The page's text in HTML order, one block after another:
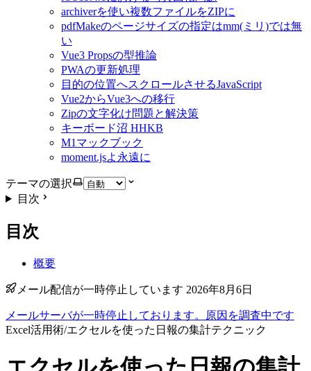
archiverを使い複数ファイルをZIPに
pdfMakeのページサイズの指定はmm(ミリ)では無
い
Vue3 Propsの型推論
PWAの更新処理
目的の位置へスクロールさせるJavaScript
Vue2からVue3への移行
Zipの文字化け問題と解決策
キーボード沼 HHKB
M1マックブック
moment.jsよ永遠に
テーマの選択
目次
目次
概要
メール配信が一時停止しています 2026年8月6日
メールサーバが一時停止しております。原因を調査中です
Excel活用術/エクセルを使った日報の集計テクニック